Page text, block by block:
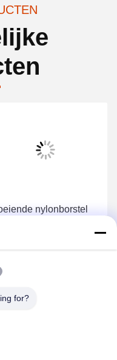
nylonborstel
zachte reiniging
for?